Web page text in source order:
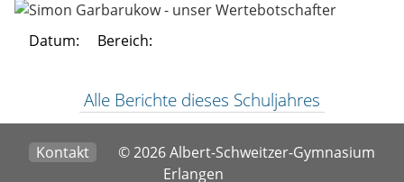
Datum: Bereich:
Alle Berichte dieses Schuljahres
Kontakt
© 2026 Albert-Schweitzer-Gymnasium
Erlangen